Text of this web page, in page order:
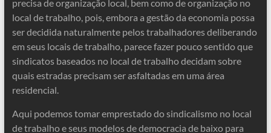
precisa de organização local, bem como de organização no
local de trabalho, pois, embora a gestão da economia possa
ser decidida naturalmente pelos trabalhadores deliberando
em seus locais de trabalho, parece fazer pouco sentido que
sindicatos baseados no local de trabalho decidam sobre
quais estradas precisam ser asfaltadas em uma área
residencial.
Aqui podemos tomar emprestado do sindicalismo no local
de trabalho e seus modelos de democracia de baixo para